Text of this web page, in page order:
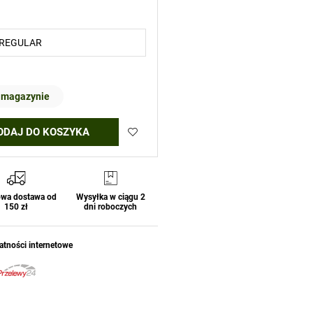
magazynie
DO KOSZYKA
dostawa od
150 zł
Wysyłka w ciągu 2
dni roboczych
internetowe